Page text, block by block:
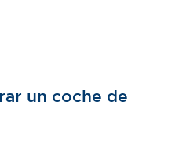
un coche de